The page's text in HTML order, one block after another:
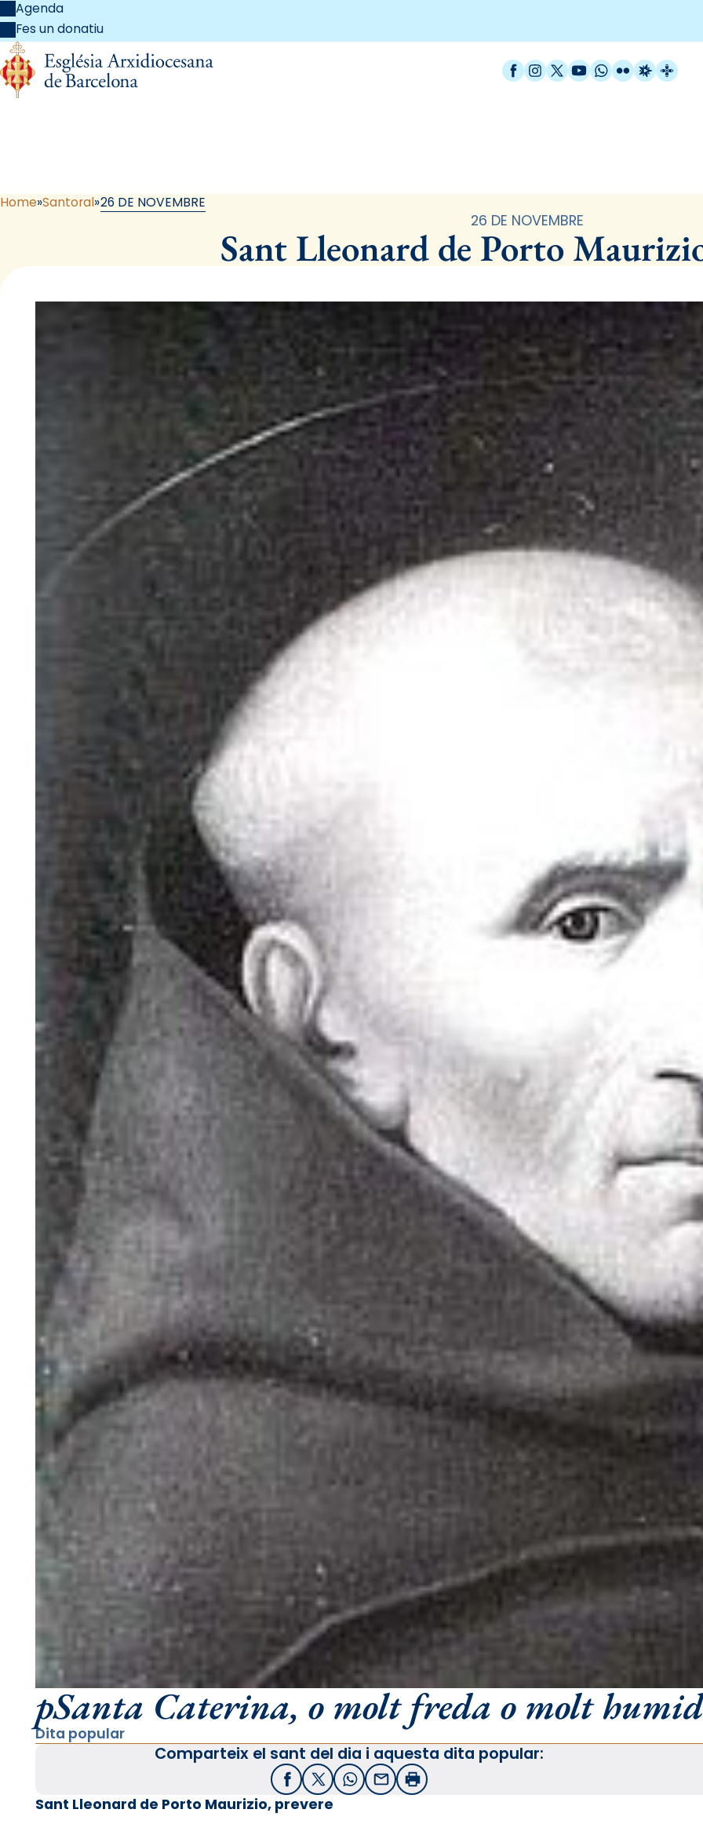
Agenda
Fes un donatiu
Facebook
Instagram
X / Twitter
YouTube
WhatsApp
FlickrRadio
Home Santoral 26 DE NOVEMBRE
26 DE NOVEMBRE
Sant Lleonard de Porto
pSanta Caterina, o molt freda o molt
Dita popular
Comparteix el sant del dia i aquesta dita popular:
FacebookX / Twitter
WhatsApp
EmailImprimir
Sant Lleonard de Porto Maurizio, prevere